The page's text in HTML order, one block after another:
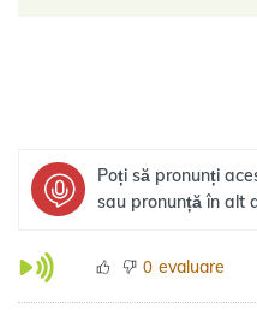
Poți să pronunți
sau pronunță în alt
0 evaluare